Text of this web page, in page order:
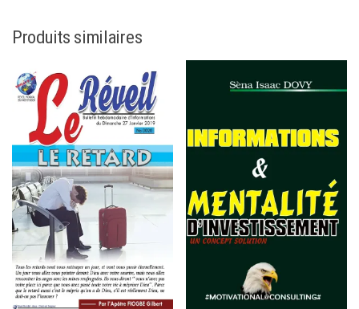
Produits similaires